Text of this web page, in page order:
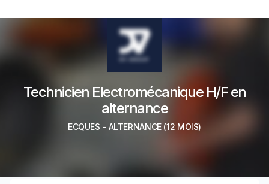
Technicien Electromécanique H/F en
alternance
ECQUES - ALTERNANCE(12 MOIS)